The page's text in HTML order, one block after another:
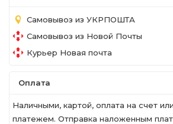
Самовывоз из УКРПОШТА
Самовывоз из Новой Почты
Курьер Новая почта
Оплата
Наличными, картой, оплата на счет
платежем. Отправка наложенным